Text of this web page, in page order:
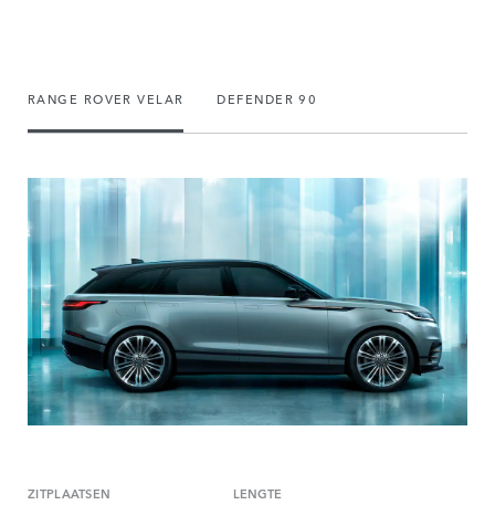
RANGE ROVER VELAR DEFENDER 90
ZITPLAATSEN LENGTE